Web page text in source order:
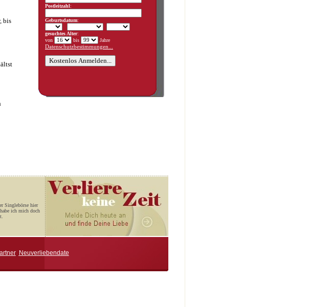
bis
Postleitzahl:
Geburtsdatum:
gesuchtes Alter:
von
bis
Jahre
Datenschutzbestimmungen...
Singlebörse hier
ich mich doch
Neuverliebendate